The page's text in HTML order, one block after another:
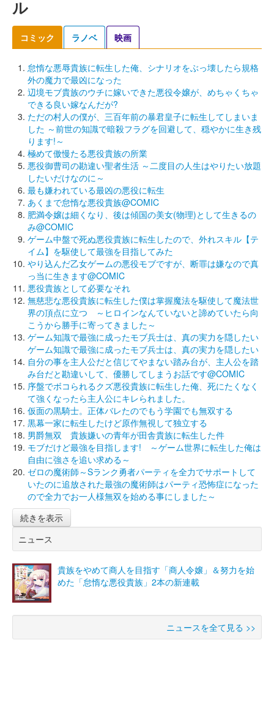
ル
コミック ラノベ 映画
怠惰な悪辱貴族に転生した俺、シナリオをぶっ壊したら規格
外の魔力で最凶になった
辺境モブ貴族のウチに嫁いできた悪役令嬢が、めちゃくちゃ
できる良い嫁なんだが?
ただの村人の僕が、三百年前の暴君皇子に転生してしまいま
した ～前世の知識で暗殺フラグを回避して、穏やかに生き残
ります!～
極めて傲慢たる悪役貴族の所業
悪役御曹司の勘違い聖者生活 ～二度目の人生はやりたい放題
したいだけなのに～
最も嫌われている最凶の悪役に転生
あくまで怠惰な悪役貴族@COMIC
肥満令嬢は細くなり、後は傾国の美女(物理)として生きるの
み@COMIC
ゲーム中盤で死ぬ悪役貴族に転生したので、外れスキル【テ
イム】を駆使して最強を目指してみた
やり込んだ乙女ゲームの悪役モブですが、断罪は嫌なので真
っ当に生きます@COMIC
悪役貴族として必要なそれ
無慈悲な悪役貴族に転生した僕は掌握魔法を駆使して魔法世
界の頂点に立つ ～ヒロインなんていないと諦めていたら向
こうから勝手に寄ってきました～
ゲーム知識で最強に成ったモブ兵士は、真の実力を隠したい
ゲーム知識で最強に成ったモブ兵士は、真の実力を隠したい
自分の事を主人公だと信じてやまない踏み台が、主人公を踏
み台だと勘違いして、優勝してしまうお話です@COMIC
序盤でボコられるクズ悪役貴族に転生した俺、死にたくなく
て強くなったら主人公にキレられました。
仮面の黒騎士。正体バレたのでもう学園でも無双する
黒幕一家に転生したけど原作無視して独立する
男爵無双 貴族嫌いの青年が田舎貴族に転生した件
モブだけど最強を目指します! ～ゲーム世界に転生した俺は
自由に強さを追い求める～
ゼロの魔術師～Sランク勇者パーティを全力でサポートして
いたのに追放された最強の魔術師はパーティ恐怖症になった
ので全力でお一人様無双を始める事にしました～
続きを表示
ニュース
貴族をやめて商人を目指す「商人令嬢」＆努力を始
めた「怠惰な悪役貴族」2本の新連載
ニュースを全て見る >>